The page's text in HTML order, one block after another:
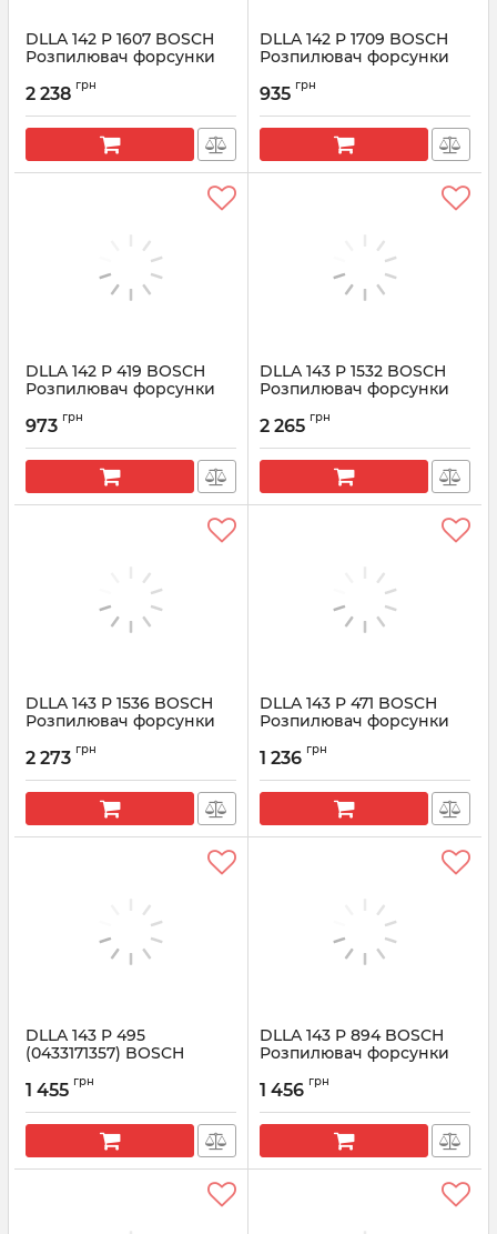
DLLA 142 P 1607 BOSCH
Розпилювач форсунки
Артикул:
2 238 грн
DLLA 142 P 1709 BOSCH
Розпилювач форсунки
Артикул:
935 грн
DLLA 142 P 419 BOSCH
Розпилювач форсунки
Артикул:
973 грн
DLLA 143 P 1532 BOSCH
Розпилювач форсунки
Артикул:
2 265 грн
DLLA 143 P 1536 BOSCH
Розпилювач форсунки
Артикул:
2 273 грн
DLLA 143 P 471 BOSCH
Розпилювач форсунки
Артикул:
1 236 грн
DLLA 143 P 495
(0433171357) BOSCH
Артикул:
1 455 грн
DLLA 143 P 894 BOSCH
Розпилювач форсунки
Артикул:
1 456 грн